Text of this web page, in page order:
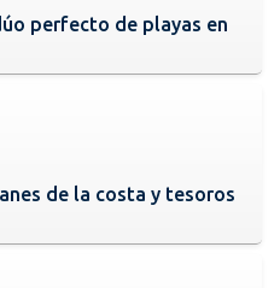
perfecto de playas en
de la costa y tesoros